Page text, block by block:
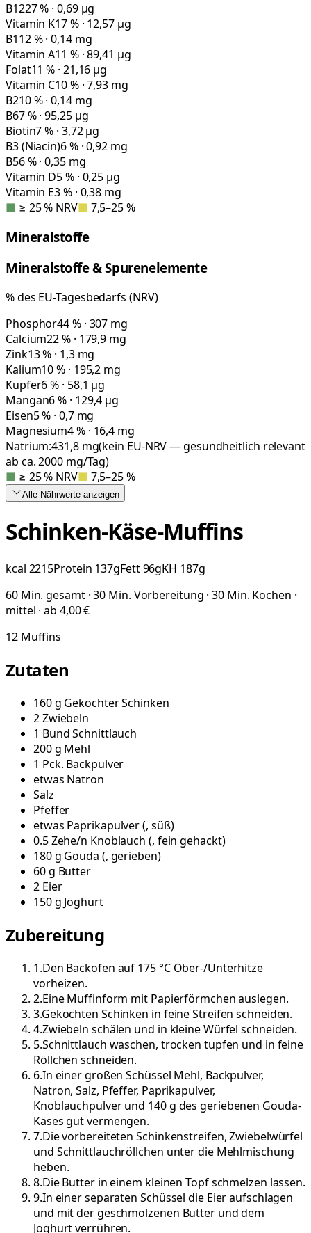
B1227 % · 0,69 µg
Vitamin K17 % · 12,57 µg
B112 % · 0,14 mg
Vitamin A11 % · 89,41 µg
Folat11 % · 21,16 µg
Vitamin C10 % · 7,93 mg
B210 % · 0,14 mg
B67 % · 95,25 µg
Biotin7 % · 3,72 µg
B3 (Niacin)6 % · 0,92 mg
B56 % · 0,35 mg
Vitamin D5 % · 0,25 µg
Vitamin E3 % · 0,38 mg
■ ≥ 25 % NRV■ 7,5–25 %
Mineralstoffe
Mineralstoffe & Spurenelemente
% des EU-Tagesbedarfs (NRV)
Phosphor44 % · 307 mg
Calcium22 % · 179,9 mg
Zink13 % · 1,3 mg
Kalium10 % · 195,2 mg
Kupfer6 % · 58,1 µg
Mangan6 % · 129,4 µg
Eisen5 % · 0,7 mg
Magnesium4 % · 16,4 mg
Natrium:431,8mg(kein EU-NRV — gesundheitlich relevant
ab ca. 2000 mg/Tag)
■ ≥ 25 % NRV■ 7,5–25 %
Alle Nährwerte anzeigen
Schinken-Käse-Muffins
kcal 2215Protein 137gFett96gKH 187g
60 Min. gesamt · 30 Min. Vorbereitung · 30 Min. Kochen ·
mittel · ab 4,00 €
12 Muffins
Zutaten
160g Gekochter Schinken
2Zwiebeln
1 BundSchnittlauch
200g Mehl
1 Pck. Backpulver
etwas Natron
Salz
Pfeffer
etwas Paprikapulver(, süß)
0.5Zehe/n Knoblauch (, fein gehackt)
180g Gouda (, gerieben)
60g Butter
2 Eier
150g Joghurt
Zubereitung
1.Den Backofen auf 175 °C Ober-/Unterhitze
vorheizen.
2.Eine Muffinform mit Papierförmchen auslegen.
3.Gekochten Schinken in feine Streifen schneiden.
4.Zwiebeln schälen und in kleine Würfel schneiden.
5.Schnittlauch waschen, trocken tupfen und in feine
Röllchen schneiden.
6.In einer großen Schüssel Mehl, Backpulver,
Natron, Salz, Pfeffer, Paprikapulver,
Knoblauchpulver und 140 g des geriebenen Gouda-
Käses gut vermengen.
7.Die vorbereiteten Schinkenstreifen, Zwiebelwürfel
und Schnittlauchröllchen unter die Mehlmischung
heben.
8.Die Butter in einem kleinen Topf schmelzen lassen.
9.In einer separaten Schüssel die Eier aufschlagen
und mit der geschmolzenen Butter und dem
Joghurt verrühren.